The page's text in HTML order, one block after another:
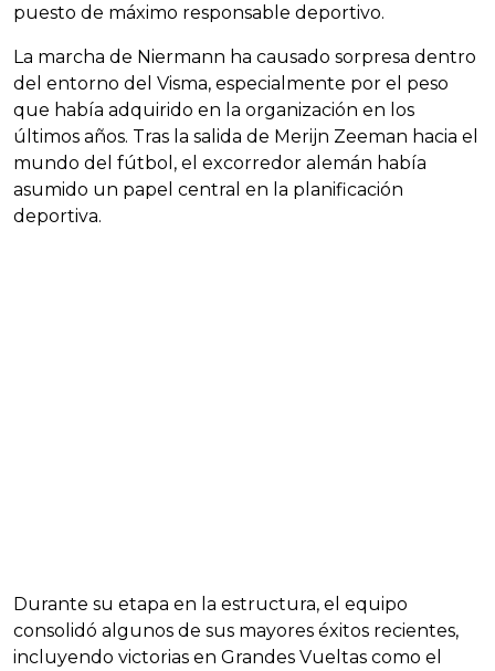
puesto de máximo responsable deportivo.
La marcha de Niermann ha causado sorpresa dentro
del entorno del Visma, especialmente por el peso
que había adquirido en la organización en los
últimos años. Tras la salida de Merijn Zeeman hacia el
mundo del fútbol, el excorredor alemán había
asumido un papel central en la planificación
deportiva.
Durante su etapa en la estructura, el equipo
consolidó algunos de sus mayores éxitos recientes,
incluyendo victorias en Grandes Vueltas como el